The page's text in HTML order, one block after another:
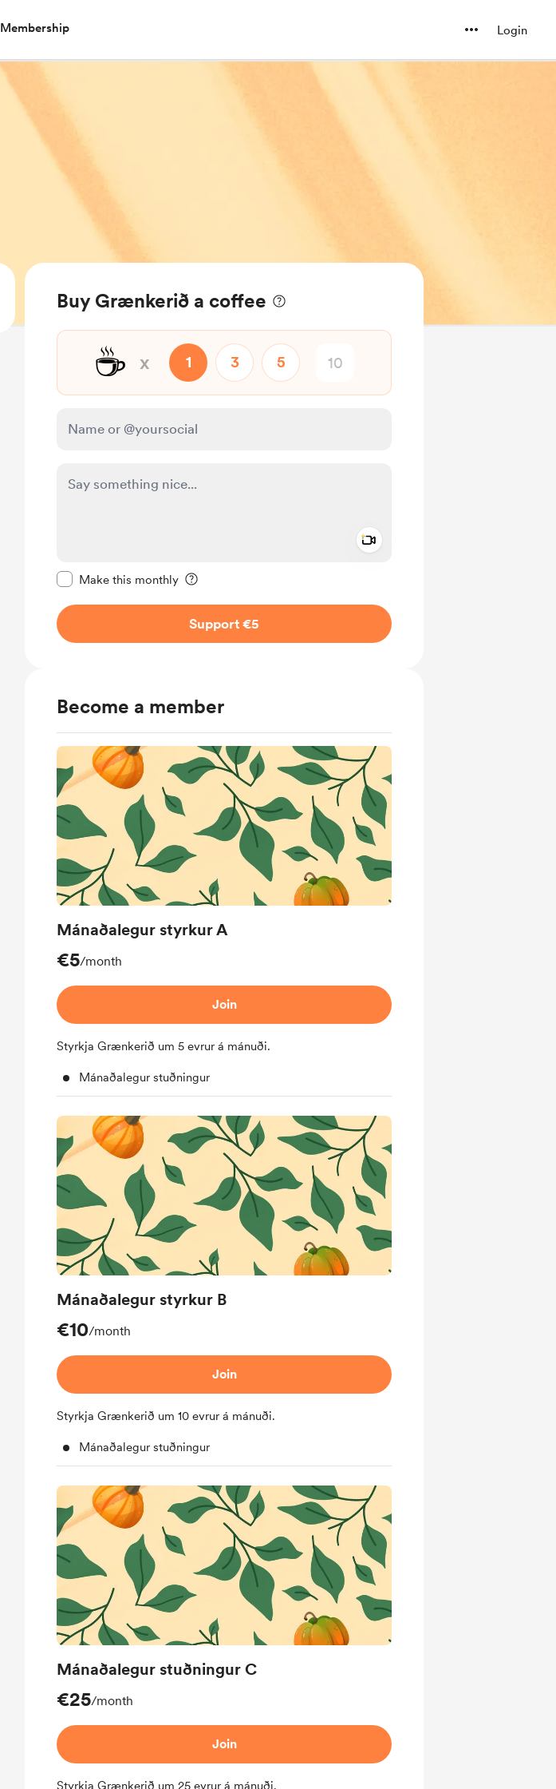
Membership Login
Buy Grænkerið a coffee
☕ x 1 3 5
Make this monthly
Support €5
Become a member
Mánaðalegur styrkur A
€5/month
Join
Styrkja Grænkerið um 5 evrur á mánuði.
Mánaðalegur stuðningur
Mánaðalegur styrkur B
€10/month
Join
Styrkja Grænkerið um 10 evrur á mánuði.
Mánaðalegur stuðningur
Mánaðalegur stuðningur C
€25/month
Join
Styrkja Grænkerið um 25 evrur á mánuði.